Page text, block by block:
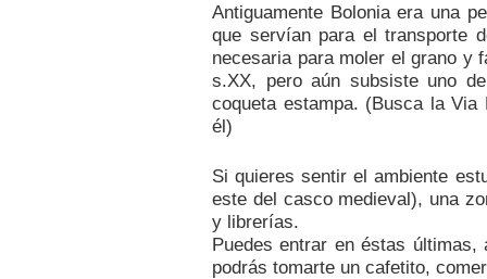
Antiguamente Bolonia era una
que servían para el transporte
necesaria para moler el grano y
s.XX, pero aún subsiste uno
coqueta estampa. (Busca la
él)
Si quieres sentir el ambiente
este del casco medieval), una
y librerías.
Puedes entrar en éstas últimas,
podrás tomarte un cafetito,